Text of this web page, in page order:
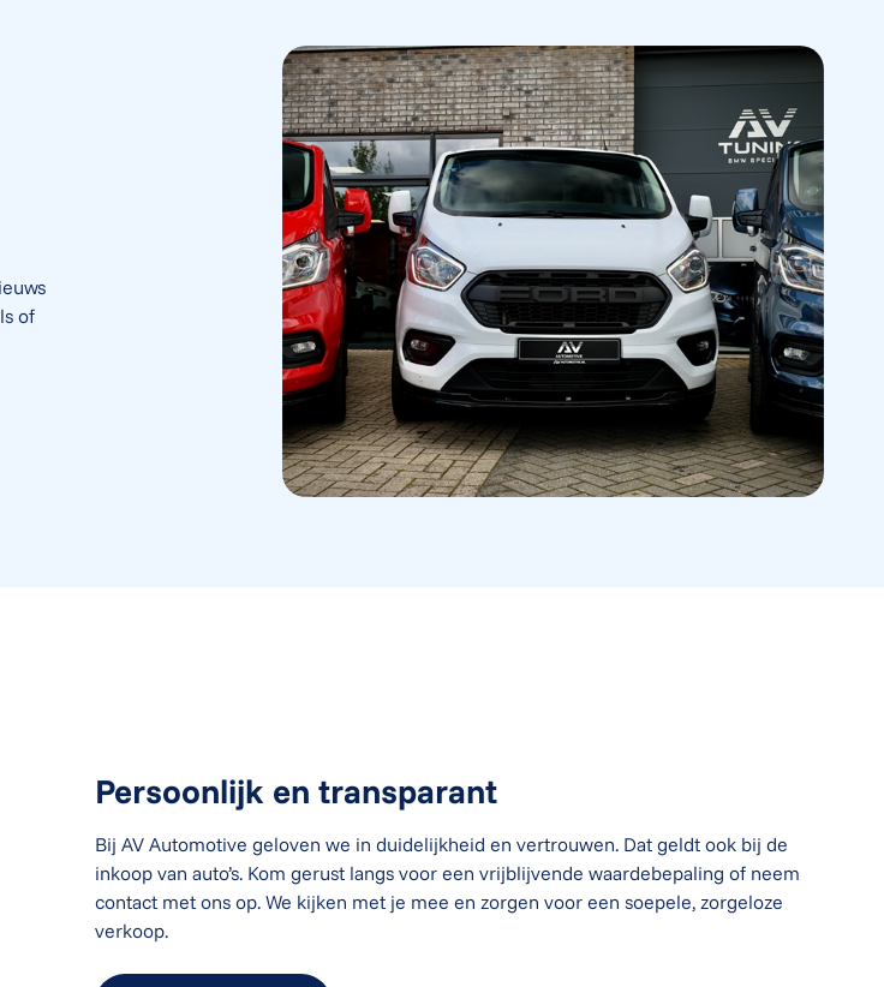
of
Persoonlijk en transparant
Bij AV Automotive geloven we in duidelijkheid en vertrouwen. Dat geldt ook bij de
inkoop van auto’s. Kom gerust langs voor een vrijblijvende waardebepaling of neem
contact met ons op. We kijken met je mee en zorgen voor een soepele, zorgeloze
verkoop.